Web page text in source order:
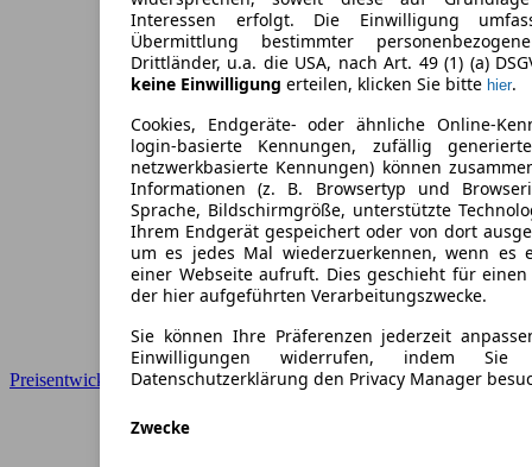
Preisentwicklung
Interessen erfolgt. Die Einwilligung
Übermittlung bestimmter
Drittländer, u.a. die USA, nach Art. 49 (1) (a)
keine Einwilligung erteilen, klicken Sie bitte hier.
Cookies, Endgeräte- oder ähnliche Online-
login-basierte Kennungen, zufällig
netzwerkbasierte Kennungen) können
Informationen (z. B. Browsertyp und
Sprache, Bildschirmgröße, unterstützte
Ihrem Endgerät gespeichert oder von dort
um es jedes Mal wiederzuerkennen, wenn es
einer Webseite aufruft. Dies geschieht für
der hier aufgeführten Verarbeitungszwecke.
Sie können Ihre Präferenzen jederzeit
Einwilligungen widerrufen, indem
Datenschutzerklärung den Privacy Manager
Zwecke